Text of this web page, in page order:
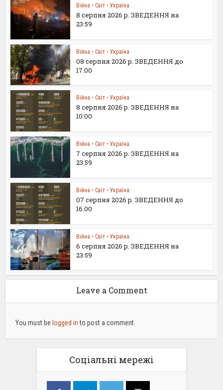
Війна • Світ • Україна
8 серпня 2026 р. ЗВЕДЕННЯ на
23:59
Війна • Світ • Україна
08 серпня 2026 р. ЗВЕДЕННЯ до
17.00
Війна • Світ • Україна
8 серпня 2026 р. ЗВЕДЕННЯ на
10:00
Війна • Світ • Україна
7 серпня 2026 р. ЗВЕДЕННЯ на
23:59
Війна • Світ • Україна
07 серпня 2026 р. ЗВЕДЕННЯ до
16.00
Війна • Світ • Україна
6 серпня 2026 р. ЗВЕДЕННЯ на
23:59
Leave a Comment
You must be logged into post a comment.
Соціальні мережі